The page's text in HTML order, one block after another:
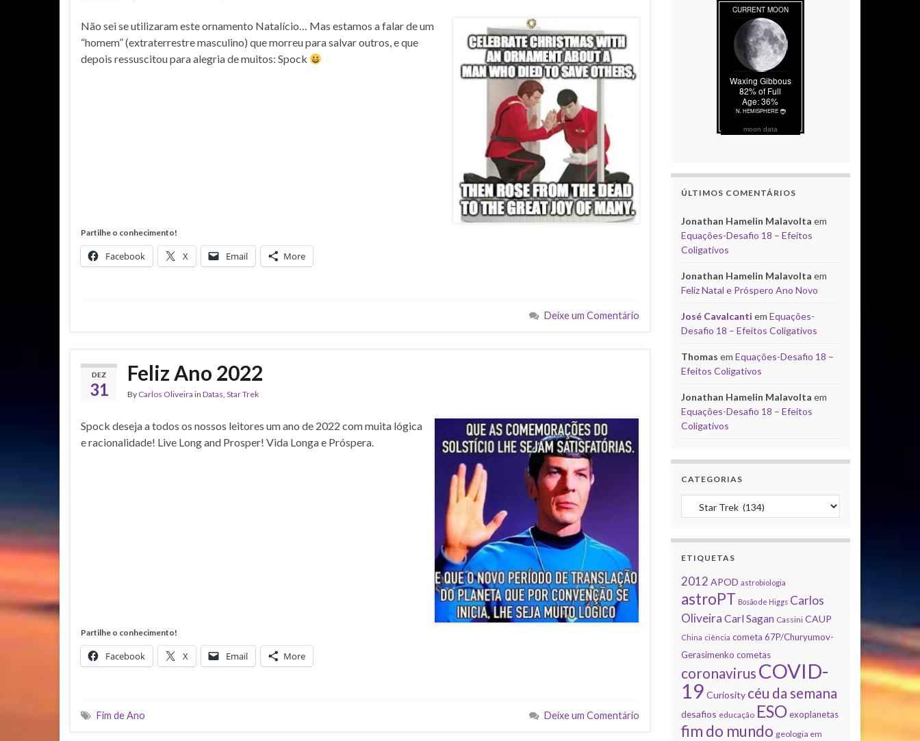
Não sei se utilizaram este ornamento Natalício… Mas estamos a falar de um
“homem” (extraterrestre masculino) que morreu para salvar outros, e que
depois ressuscitou para alegria de muitos: Spock
Partilhe o conhecimento!
Facebook X Email More
Deixe um Comentário
DEZ
31
Feliz Ano 2022
By Carlos Oliveira in Datas Star Trek
Spock deseja a todos os nossos leitores um ano de 2022 com muita lógica
e racionalidade! Live Long and Prosper! Vida Longa e Próspera.
Partilhe o conhecimento!
Facebook X Email More
Fim de Ano Deixe um Comentário
moon data
ÚLTIMOS COMENTÁRIOS
Jonathan Hamelin Malavolta em
Equações-Desafio 18 – Efeitos
Coligativos
Jonathan Hamelin Malavolta em
Feliz Natal e Próspero Ano Novo
José Cavalcanti em Equações-
Desafio 18 – Efeitos Coligativos
Thomas em Equações-Desafio 18 –
Efeitos Coligativos
Jonathan Hamelin Malavolta em
Equações-Desafio 18 – Efeitos
Coligativos
CATEGORIAS
Categorias
ETIQUETAS
2012 APOD astrobiologia
astroPT Bosão de Higgs Carlos
Oliveira Carl Sagan Cassini CAUP
China ciência cometa 67P/Churyumov-
Gerasimenko cometas
coronavirus COVID-
19 Curiosity céu da semana
desafios educação ESO exoplanetas
fim do mundo geologia em